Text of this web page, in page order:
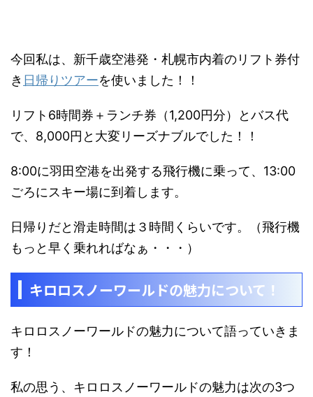
今回私は、新千歳空港発・札幌市内着のリフト券付
き 日帰りツアーを使いました！！
リフト6時間券＋ランチ券（1,200円分）とバス代
で、8,000円と 大変リーズナブルでした！！
8:00に羽田空港を出発する飛行機に乗って、13:00
ごろにスキー場に到着します。
日帰りだと滑走時間は３時間くらいです。（飛行機
もっと早く乗れればなぁ・・・）
キロロスノーワールドの魅力について！
キロロスノーワールドの魅力について語っていきま
す！
私の思う、キロロスノーワールドの魅力は次の3つ